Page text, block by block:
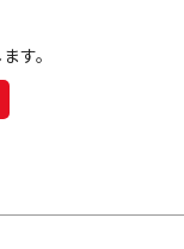
す。